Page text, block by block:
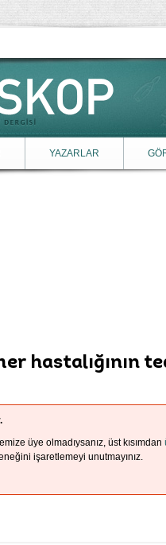
YAZARLAR
hastalığının
üye olmadıysanız, üst kısımdan
işaretlemeyi unutmayınız.